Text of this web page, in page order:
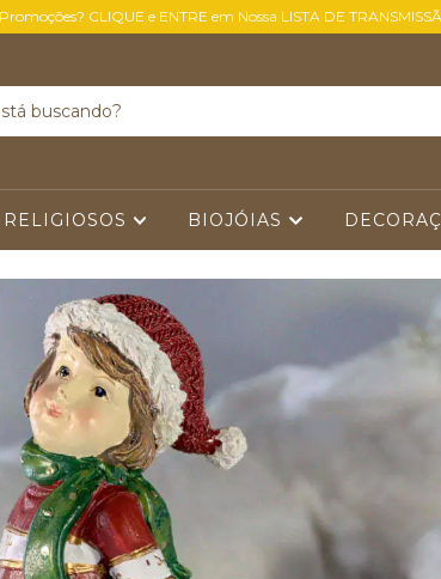
CLIQUE e ENTRE em Nossa LISTA DE
BIOJÓIAS